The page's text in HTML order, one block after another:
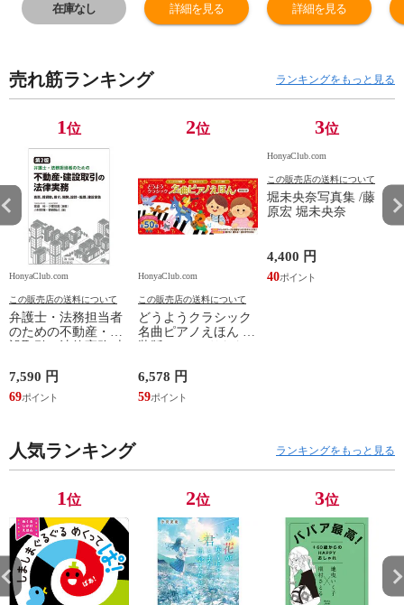
在庫なし 詳細を見る
順弘詳細を見る
売れ筋ランキング ランキングをもっと見る
1位
HonyaClub.com
この販売店の送料について
弁護士・法務担当者
のための不動産・建
開発、設計・監理、
建設請負 第２版 /富
田裕 小里佳嵩
7,590 円
69
2位
HonyaClub.com
この販売店の送料について
どうようクラシック
名曲ピアノえほん 新
ワシマミワコ
6,578 円
59
3位
HonyaClub.com
この販売店の送料について
堀未央奈写真集 /藤
原宏 堀未央奈
4,400 円
40
人気ランキング ランキングをもっと見る
1位 2位 3位